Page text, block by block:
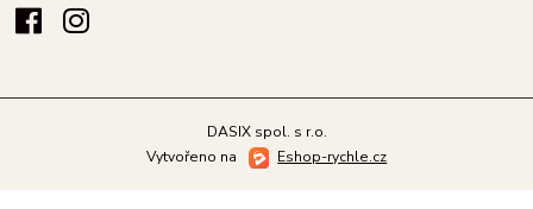
DASIX spol. s r.o.
Vytvořeno na
Eshop-rychle.cz